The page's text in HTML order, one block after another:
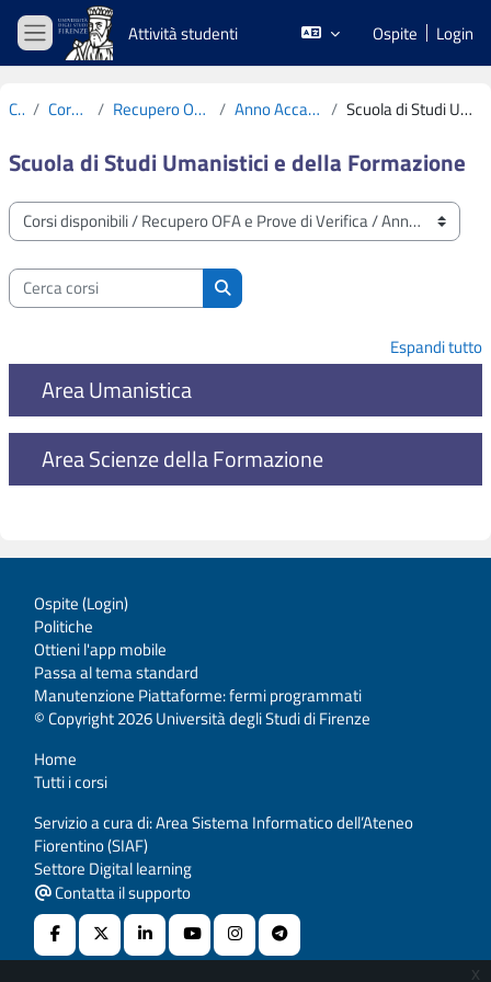
Vai al contenuto principale
x
Pannello laterale
Attività studenti Ospite Login
Corsi Corsi disponibili Recupero OFA e Prove di Verifica Anno Accademico 2023-2024 Scuola di Studi Umanistici e della Formazione
Scuola di Studi Umanistici e della Formazione
Categorie di corso
Cerca corsi
Cerca corsi
Espandi tutto
Area Umanistica
Area Scienze della Formazione
Ospite (Login)
Politiche
Ottieni l'app mobile
Passa al tema standard
Manutenzione Piattaforme: fermi programmati
© Copyright 2026 Università degli Studi di Firenze
Home
Tutti i corsi
Servizio a cura di: Area Sistema Informatico dell’Ateneo
Fiorentino (SIAF)
Settore Digital learning
Contatta il supporto